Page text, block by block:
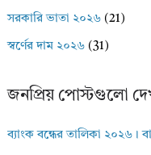
সরকারি ভাতা ২০২৬ (21)
স্বর্ণের দাম ২০২৬ (31)
জনপ্রিয় পোস্টগুলো
ব্যাংক বন্ধের তালিকা ২০২৬।